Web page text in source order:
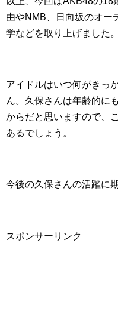
由やNMB、日向坂のオー
学などを取り上げました。
アイドルはいつ何がきっ
ん。久保さんは年齢的に
からだと思いますので、
あるでしょう。
今後の久保さんの活躍に
スポンサーリンク